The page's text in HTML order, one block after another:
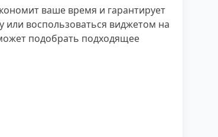
ваше время и гарантирует
или воспользоваться виджетом на
подобрать подходящее